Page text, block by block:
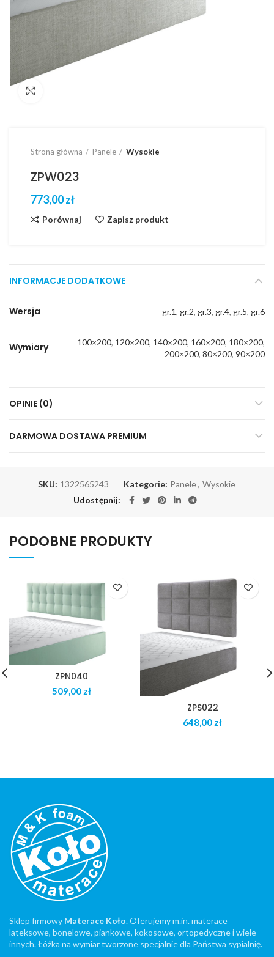
Strona główna Panele Wysokie
ZPW023
zł
Porównaj Zapisz produkt
INFORMACJE DODATKOWE
Wersja gr.1, gr.2, gr.3, gr.4, gr.5, gr.6
Wymiary 100×200, 120×200, 140×200, 160×200, 180×200,
200×200, 80×200, 90×200
OPINIE (0)
DARMOWA DOSTAWA PREMIUM
SKU: 1322565243 Kategorie: Panele, Wysokie
Udostępnij
PODOBNE PRODUKTY
ZPN040
zł
ZPS022
zł
Sklep firmowy Materace Koło. Oferujemy m.in. materace
lateksowe, bonelowe, piankowe, kokosowe, ortopedyczne i wiele
innych. Łóżka na wymiar tworzone specjalnie dla Państwa sypialnię.